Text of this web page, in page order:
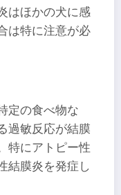
はほかの犬に感
は特に注意が必
定の食べ物な
過敏反応が結膜
特にアトピー性
結膜炎を発症し